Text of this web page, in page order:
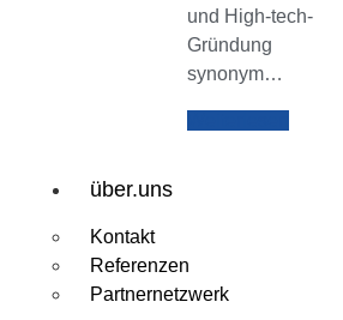
und High-tech-
Gründung
synonym…
über.uns
Kontakt
Referenzen
Partnernetzwerk